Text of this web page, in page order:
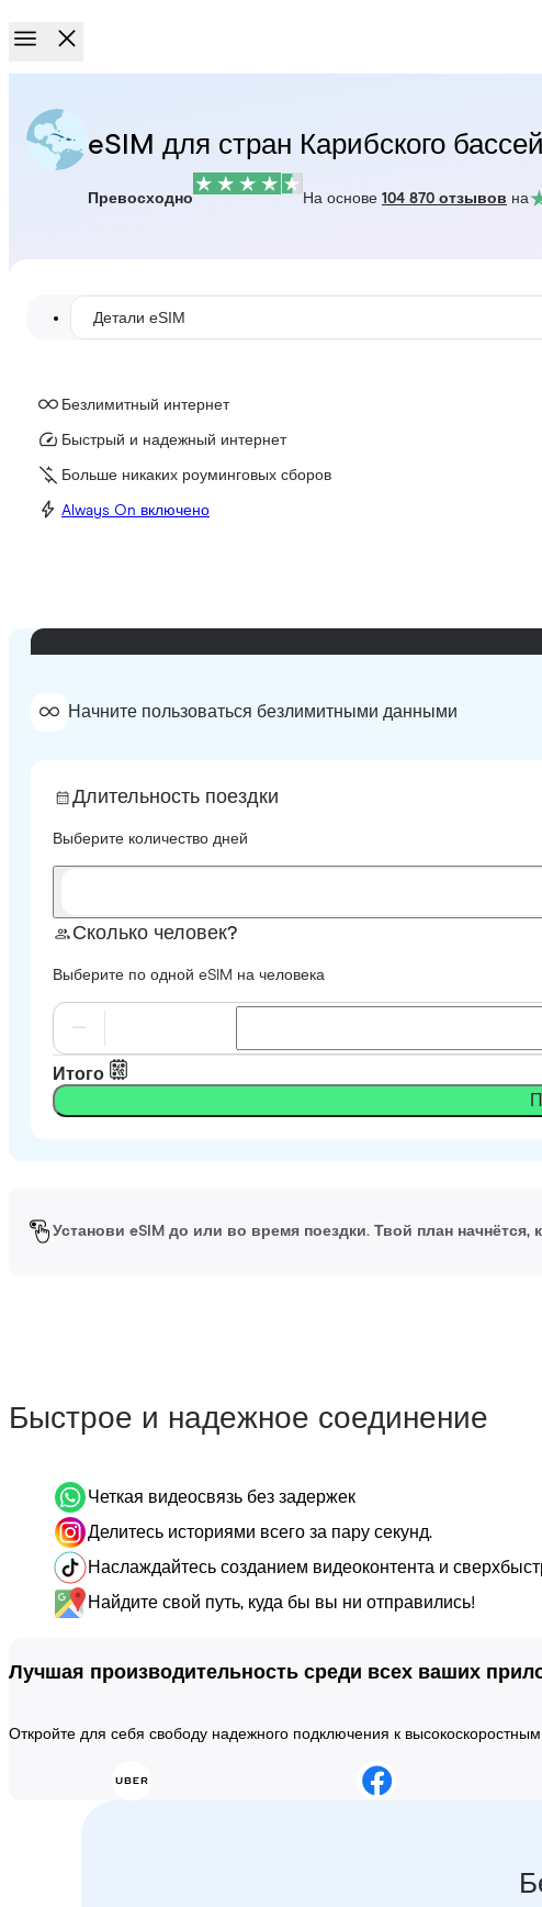
eSIM для стран Карибского
Превосходно На основе 104 870 отзывов на
Детали eSIM
Безлимитный интернет
Быстрый и надежный интернет
Больше никаких роуминговых сборов
Always On включено
Начните пользоваться безлимитными данными
Длительность поездки
Выберите количество дней
Сколько человек?
Выберите по одной eSIM на человека
Итого
Установи eSIM до или во время поездки. Твой план
Быстрое и надежное соединение
Четкая видеосвязь без задержек
Делитесь историями всего за пару секунд.
Наслаждайтесь созданием видеоконтента и
Найдите свой путь, куда бы вы ни отправились!
Лучшая производительность среди всех ваших
Откройте для себя свободу надежного подключения к